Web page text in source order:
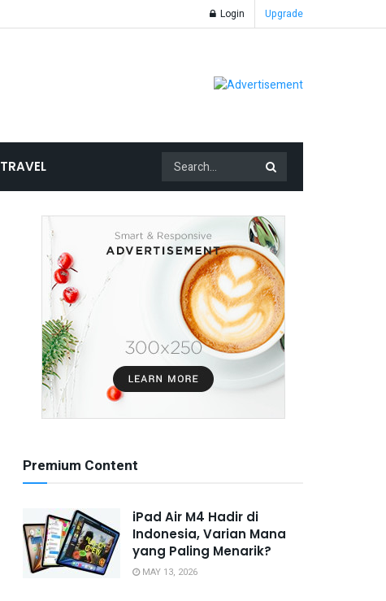
Login Upgrade
TRAVEL
Premium Content
iPad Air M4 Hadir di
Indonesia, Varian Mana
yang Paling Menarik?
MAY 13, 2026